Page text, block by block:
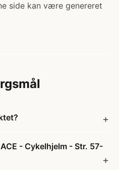
side kan være genereret
- Cykelhjelm - Str. 57-